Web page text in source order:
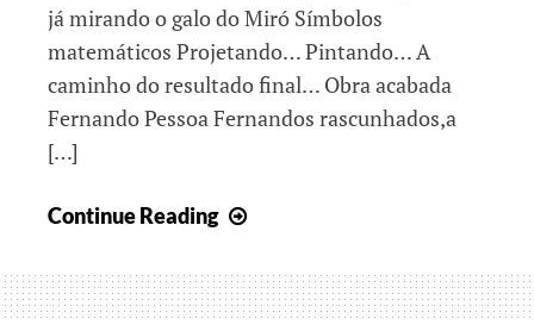
já mirando o galo do Miró Símbolos
matemáticos Projetando… Pintando… A
caminho do resultado final… Obra acabada
Fernando Pessoa Fernandos rascunhados,a
[…]
Continue Reading
de
desenho